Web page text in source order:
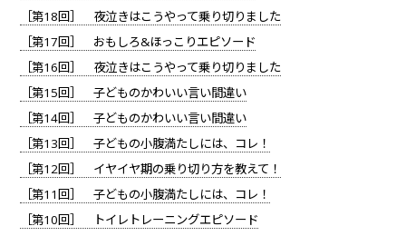
［第18回］ 夜泣きはこうやって乗り切りました
［第17回］ おもしろ&ほっこりエピソード
［第16回］ 夜泣きはこうやって乗り切りました
［第15回］ 子どものかわいい言い間違い
［第14回］ 子どものかわいい言い間違い
［第13回］ 子どもの小腹満たしには、コレ！
［第12回］ イヤイヤ期の乗り切り方を教えて！
［第11回］ 子どもの小腹満たしには、コレ！
［第10回］ トイレトレーニングエピソード